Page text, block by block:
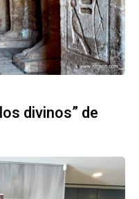
divinos” de